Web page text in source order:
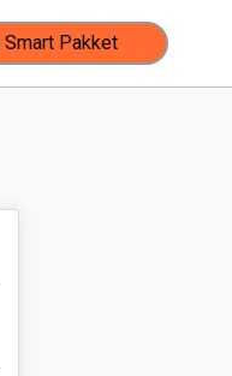
Smart Pakket